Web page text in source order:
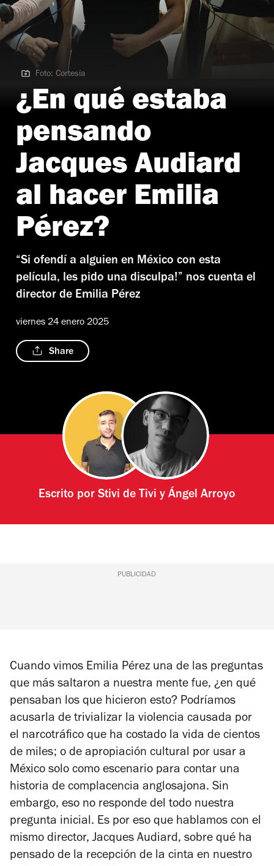
Foto: Cortesía
Foto: Cortesía
¿En qué estaba
pensando
Jacques Audiard
al hacer Emilia
Pérez?
“Si ofendí a alguien en México con esta
película, les pido una disculpa!” nos cuenta el
director de Emilia Pérez
viernes 24 enero 2025
Share
Escrito por Stivi de Tivi y Ángel Arroyo
PUBLICIDAD
Cuando vimos Emilia Pérez una de las preguntas
que más saltaron a nuestra mente fue, ¿en qué
pensaban los que hicieron esto? Podríamos
acusarla de trivializar la violencia causada por
el narcotráfico que ha costado la vida de cientos
de miles; o de apropiación cultural por usar a
México solo como escenario para contar una
historia de complacencia anglosajona. Sin
embargo, eso no responde del todo nuestra
pregunta inicial. Es por eso que hablamos con el
mismo director, Jacques Audiard, sobre qué ha
pensado de la recepción de la cinta en nuestro